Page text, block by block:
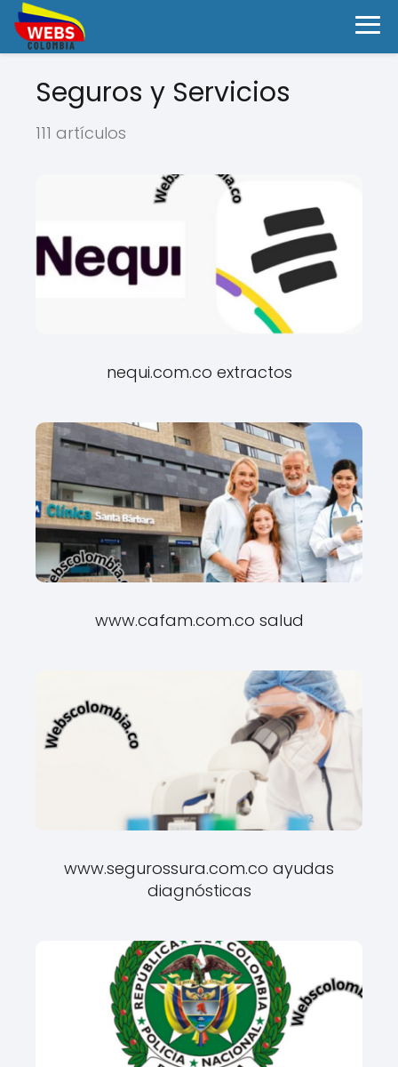
Seguros y Servicios
111 artículos
nequi.com.co extractos
www.cafam.com.co salud
www.segurossura.com.co ayudas
diagnósticas